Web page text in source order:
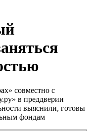
совместно с
в преддверии
выяснили, готовы
фондам